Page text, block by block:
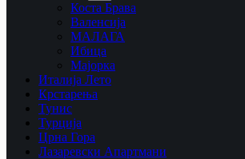
Коста Брава
Валенсија
МАЛАГА
Ибица
Мајорка
Италија Лето
Крстарења
Тунис
Турција
Црна Гора
Лазаревски Апартмани